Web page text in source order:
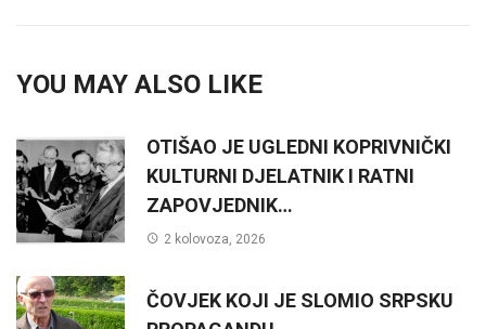
YOU MAY ALSO LIKE
OTIŠAO JE UGLEDNI KOPRIVNIČKI
KULTURNI DJELATNIK I RATNI
ZAPOVJEDNIK…
2 kolovoza, 2026
ČOVJEK KOJI JE SLOMIO SRPSKU